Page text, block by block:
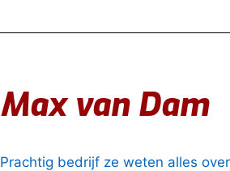
Max van Dam
Prachtig bedrijf ze weten alles